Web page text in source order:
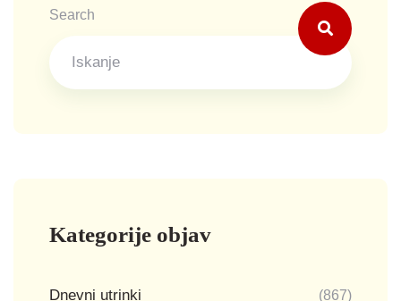
Search
Kategorije objav
Dnevni utrinki (867)